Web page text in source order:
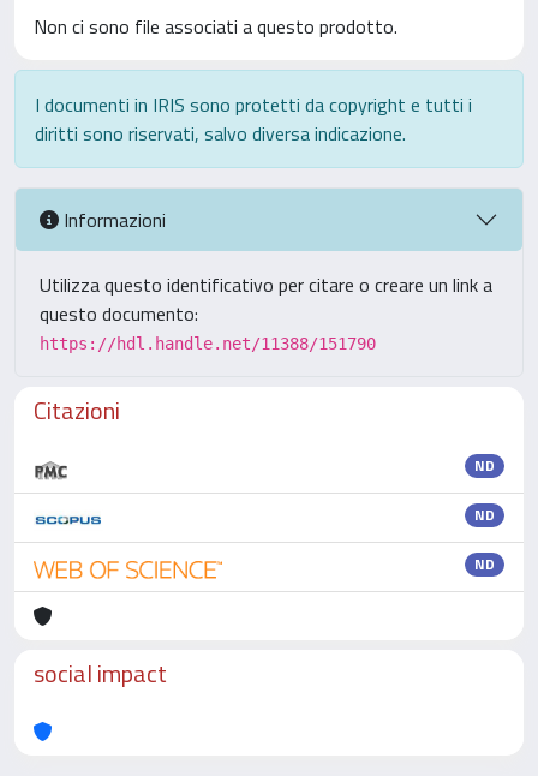
Non ci sono file associati a questo prodotto.
I documenti in IRIS sono protetti da copyright e tutti i
diritti sono riservati, salvo diversa indicazione.
Informazioni
Utilizza questo identificativo per citare o creare un link a
questo documento:
https://hdl.handle.net/11388/151790
Citazioni
ND
ND
ND
social impact